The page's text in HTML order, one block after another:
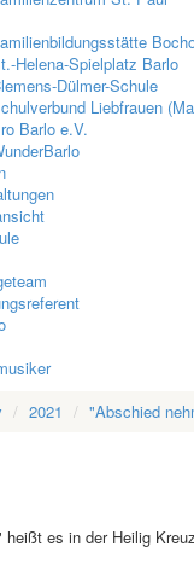
Helena-Spielplatz Barlo
Dülmer-Schule
Liebfrauen
Barlo e.V.
2021 "Abschied